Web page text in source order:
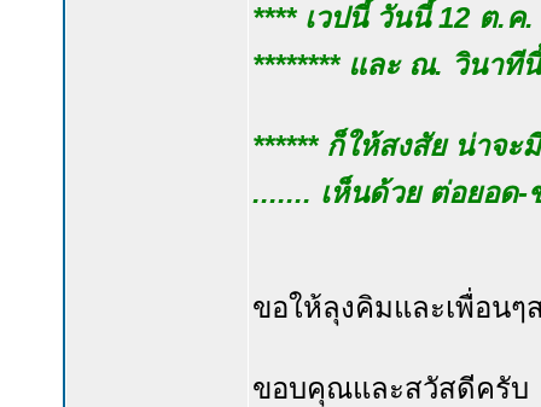
**** เวปนี้ วันนี้ 12 ต.ค
******** และ ณ. วินาที
****** ก็ให้สงสัย น่าจะ
....... เห็นด้วย ต่อยอด-
ขอให้ลุงคิมและเพื่อน
ขอบคุณและสวัสดีครับ